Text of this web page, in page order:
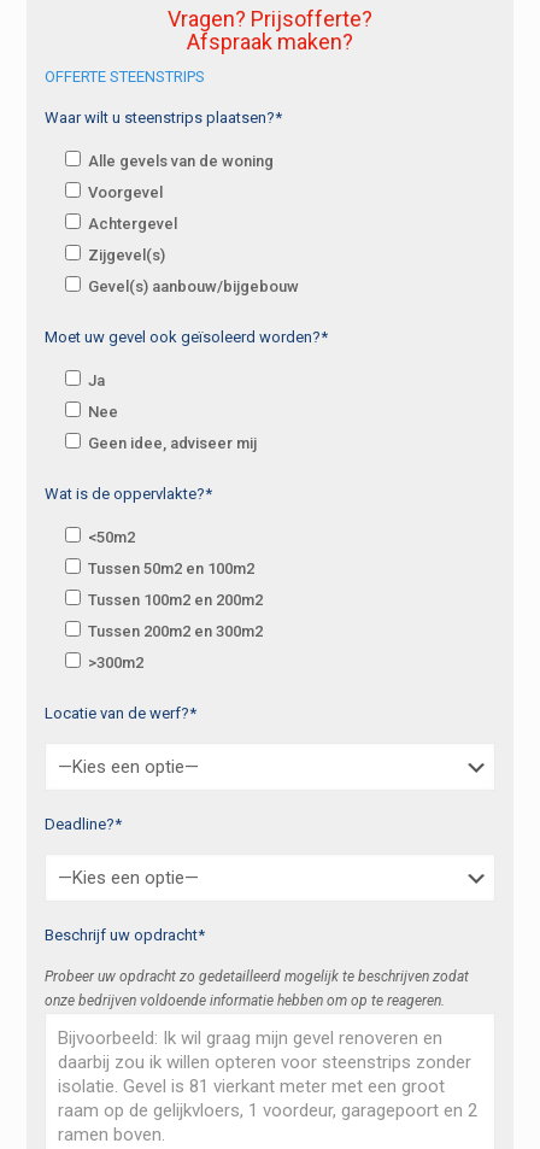
Vragen? Prijsofferte?
Afspraak maken?
OFFERTE STEENSTRIPS
Waar wilt u steenstrips plaatsen?*
Alle gevels van de woning
Voorgevel
Achtergevel
Zijgevel(s)
Gevel(s) aanbouw/bijgebouw
Moet uw gevel ook geïsoleerd worden?*
Ja
Nee
Geen idee, adviseer mij
Wat is de oppervlakte?*
<50m2
Tussen 50m2 en 100m2
Tussen 100m2 en 200m2
Tussen 200m2 en 300m2
>300m2
Locatie van de werf?*
Deadline?*
Beschrijf uw opdracht*
Probeer uw opdracht zo gedetailleerd mogelijk te beschrijven zodat
onze bedrijven voldoende informatie hebben om op te reageren.